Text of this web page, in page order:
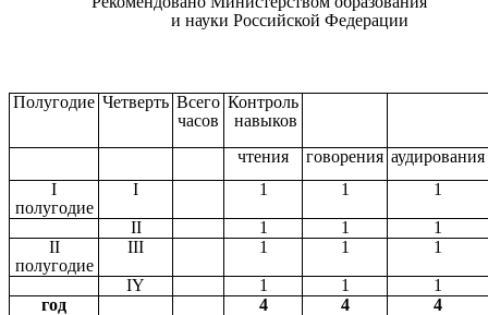
и науки Российской Федерации
Полугодие Четверть Всего
часов
Контроль
навыков
чтения
говорения аудирования
I
полугодие
I 1 1 1
II 1 1
1
II
полугодие
III 1 1 1
IY 1 1
1
год
4 4 4